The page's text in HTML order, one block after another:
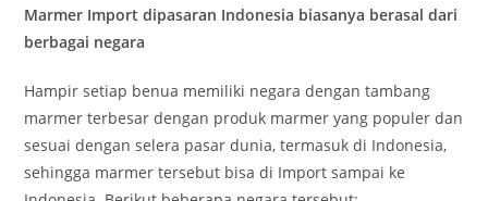
Marmer Import dipasaran Indonesia biasanya berasal dari
berbagai negara
Hampir setiap benua memiliki negara dengan tambang
marmer terbesar dengan produk marmer yang populer dan
sesuai dengan selera pasar dunia, termasuk di Indonesia,
sehingga marmer tersebut bisa di Import sampai ke